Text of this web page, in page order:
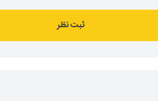
ثبت نظر